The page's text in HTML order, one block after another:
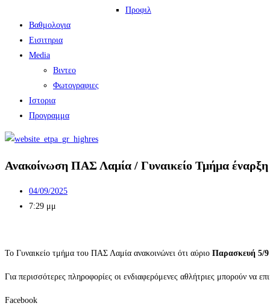
Προφιλ
Βαθμολογια
Εισιτηρια
Media
Βιντεο
Φωτογραφιες
Ιστορια
Πρoγραμμα
Ανακοίνωση ΠΑΣ Λαμία / Γυναικείο Τμήμα
04/09/2025
7:29 μμ
Το Γυναικείο τμήμα του ΠΑΣ Λαμία ανακοινώνει ότι αύριο Παρασκευή 5/9
Για περισσότερες πληροφορίες οι ενδιαφερόμενες αθλήτριες μπορούν να
Facebook